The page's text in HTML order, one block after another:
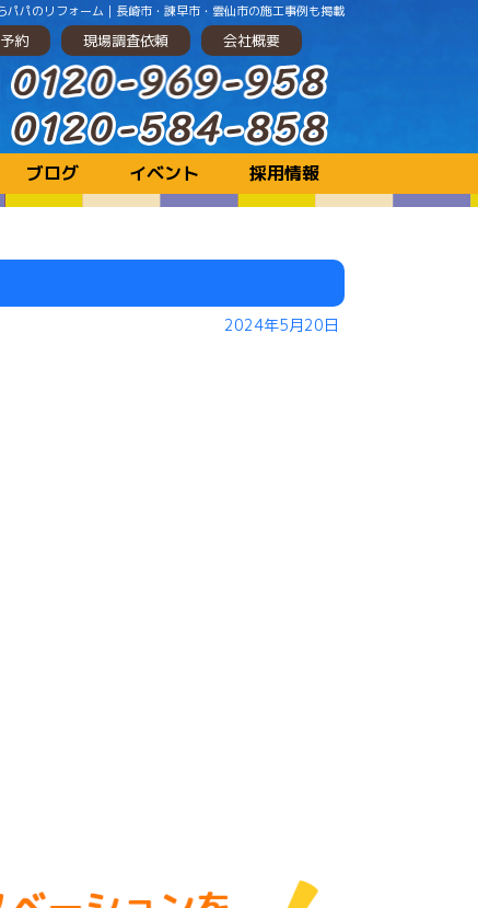
パのリフォーム｜長崎市・諫早市・雲仙市の施工事例も掲載
約 現場調査依頼 会社概要
ブログ イベント 採用情報
2024年5月20日